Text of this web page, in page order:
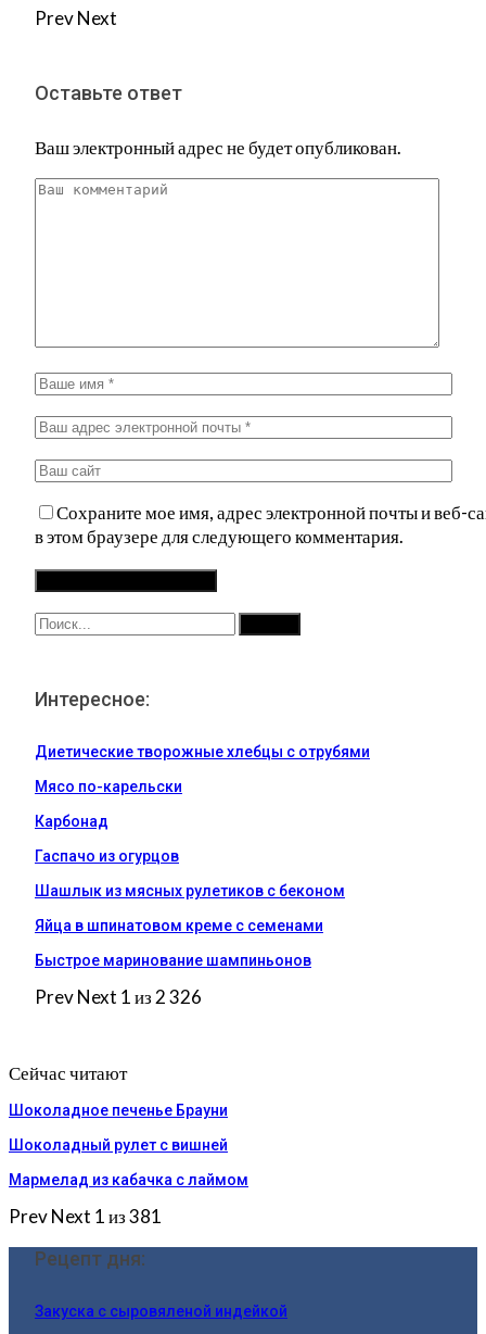
PrevNext
Оставьте ответ
Ваш электронный адрес не будет опубликован.
Сохраните мое имя, адрес электронной почты и веб-
в этом браузере для следующего комментария.
Интересное:
Диетические творожные хлебцы с отрубями
Мясо по-карельски
Карбонад
Гаспачо из огурцов
Шашлык из мясных рулетиков с беконом
Яйца в шпинатовом креме с семенами
Быстрое маринование шампиньонов
PrevNext 1 из 2 326
Сейчас читают
Шоколадное печенье Брауни
Шоколадный рулет с вишней
Мармелад из кабачка с лаймом
PrevNext 1 из 381
Рецепт дня:
Закуска с сыровяленой индейкой